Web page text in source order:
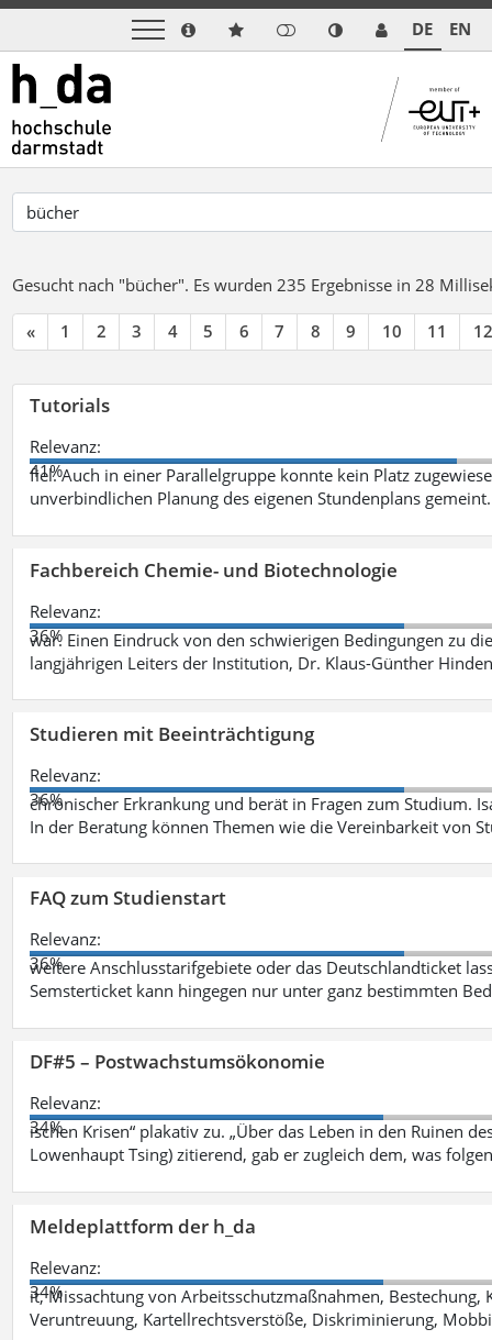
DE EN
Gesucht nach "bücher". Es wurden 235 Ergebnisse in 28
« 1 2 3 4 5 6 7 8 9 10 11 12
Tutorials
Relevanz:
41%
fiel. Auch in einer Parallelgruppe konnte kein Platz
unverbindlichen Planung des eigenen Stundenplans
Fachbereich Chemie- und Biotechnologie
Relevanz:
36%
war. Einen Eindruck von den schwierigen Bedingungen zu
langjährigen Leiters der Institution, Dr. Klaus-Günther
Studieren mit Beeinträchtigung
Relevanz:
36%
chronischer Erkrankung und berät in Fragen zum Studium.
In der Beratung können Themen wie die Vereinbarkeit von
FAQ zum Studienstart
Relevanz:
36%
weitere Anschlusstarifgebiete oder das Deutschlandticket
Semsterticket kann hingegen nur unter ganz bestimmten
DF#5 – Postwachstumsökonomie
Relevanz:
34%
ischen Krisen“ plakativ zu. „Über das Leben in den Ruinen
Lowenhaupt Tsing) zitierend, gab er zugleich dem, was
Meldeplattform der h_da
Relevanz:
34%
it, Missachtung von Arbeitsschutzmaßnahmen,
Veruntreuung, Kartellrechtsverstöße, Diskriminierung,